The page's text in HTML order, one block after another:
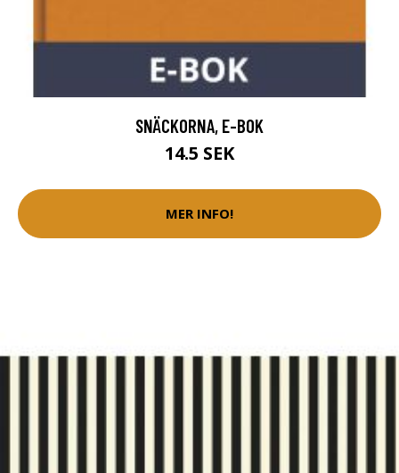
SNÄCKORNA, E-BOK
14.5 SEK
MER INFO!